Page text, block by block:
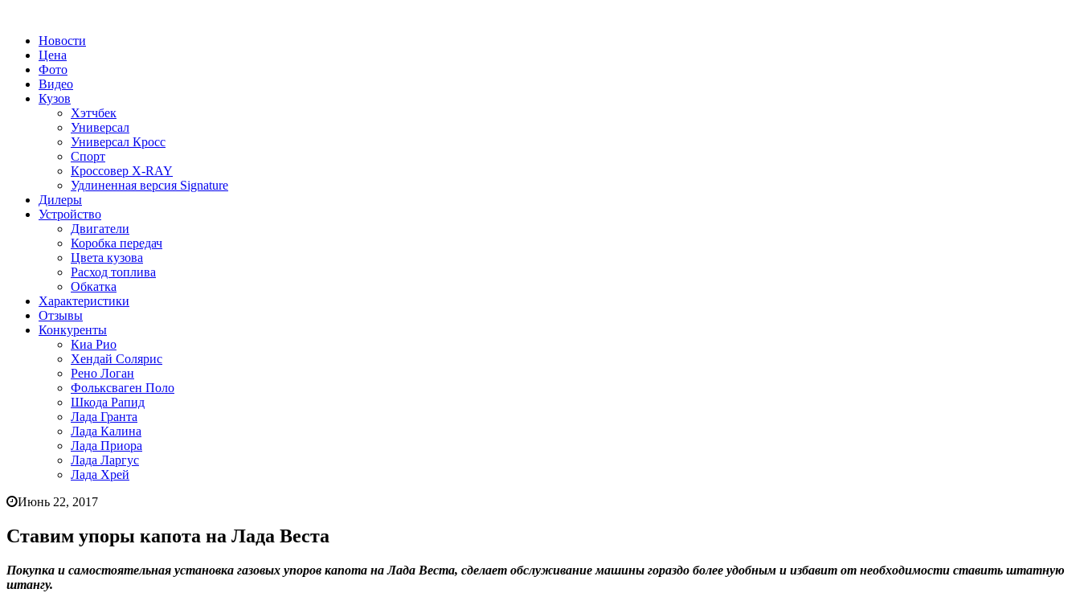
Новости
Цена
Фото
Видео
Кузов
Хэтчбек
Универсал
Универсал Кросс
Спорт
Кроссовер X-RAY
Удлиненная версия Signature
Дилеры
Устройство
Двигатели
Коробка передач
Цвета кузова
Расход топлива
Обкатка
Характеристики
Отзывы
Конкуренты
Киа Рио
Хендай Солярис
Рено Логан
Фольксваген Поло
Шкода Рапид
Лада Гранта
Лада Калина
Лада Приора
Лада Ларгус
Лада Хрей
Июнь 22, 2017
Ставим упоры капота на Лада Веста
Покупка и самостоятельная установка газовых упоров капота на Лада Веста, сделает обслуживание машины гораздо более удобным и избавит от необходимости ставить штатную
штангу.